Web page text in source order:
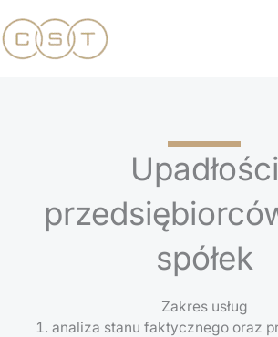
do
treści
Upadłości
spółek
Zakres usług
analiza stanu faktycznego oraz